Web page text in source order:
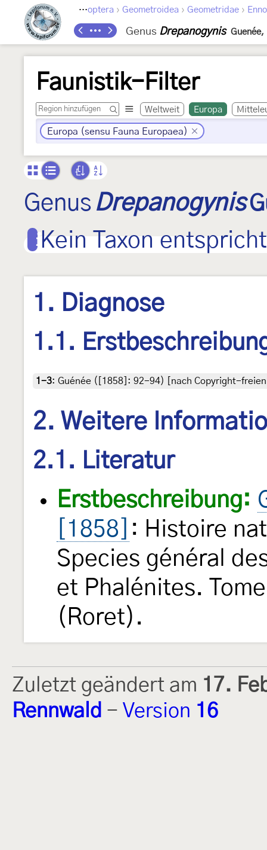
Lepidoptera › Geometroidea › Geometridae ›
Genus Drepanogynis
Faunistik-Filter
Weltweit Europa
Europa (sensu Fauna Europaea)
Genus Drepanogynis
Kein Taxon
1. Diagnose
1.1.
1-3: Guénée ([1858]: 92-94) [nach Copyright-
2. Weitere
2.1. Literatur
Erstbeschreibung:
[1858]
: Histoire
Species général
et Phalénites.
(Roret).
Zuletzt geändert am 17.
Rennwald - Version 16